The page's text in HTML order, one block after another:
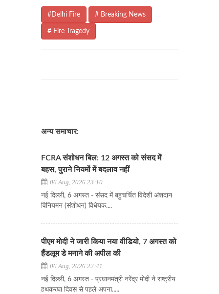
#Delhi Fire # Breaking News
# Fire Tragedy
अन्य समाचार:
FCRA संशोधन बिल: 12 अगस्त को संसद में
बहस, पुराने नियमों में बदलाव नहीं
06 Aug, 2026 23:10
नई दिल्ली, 6 अगस्त - संसद में बहुचर्चित विदेशी अंशदान
विनियमन (संशोधन) विधेयक....
पीएम मोदी ने जारी किया नया वीडियो, 7 अगस्त को
हैंडलूम डे मनाने की अपील की
06 Aug, 2026 22:41
नई दिल्ली, 6 अगस्त - प्रधानमंत्री नरेंद्र मोदी ने राष्ट्रीय
हथकरघा दिवस से पहले अपना.....